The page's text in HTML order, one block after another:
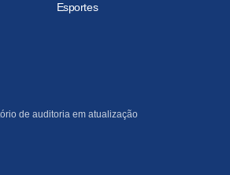
Esportes
de auditoria em atualização